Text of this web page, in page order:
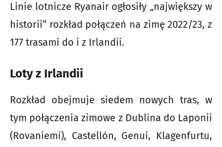
Linie lotnicze Ryanair ogłosiły „największy w
historii” rozkład połączeń na zimę 2022/23, z
177 trasami do i z Irlandii.
Loty z Irlandii
Rozkład obejmuje siedem nowych tras, w
tym połączenia zimowe z Dublina do Laponii
(Rovaniemi), Castellón, Genui, Klagenfurtu,